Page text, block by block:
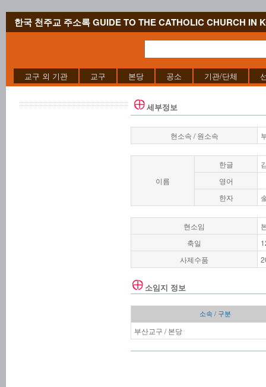
한국 천주교 주소록 GUIDE TO THE CATHOLIC CHURCH IN
교구 외 기관 교구 본당 공소 기관/단체
세부정보
현소속 / 원소속
이름
한글
영어
한자
현소임
축일
사제수품
소임지 정보
소속 / 구분
부산교구 / 본당